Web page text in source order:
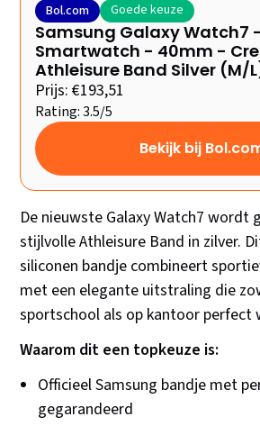
Bol.com Goede keuze
Samsung Galaxy Watch7 -
Smartwatch - 40mm -
Athleisure Band Silver (M/
Prijs: €193,51
Rating: 3.5/5
Bekijk bij
De nieuwste Galaxy Watch7 wordt
stijlvolle Athleisure Band in zilver.
siliconen bandje combineert
met een elegante uitstraling die
sportschool als op kantoor perfect
Waarom dit een topkeuze is:
Officieel Samsung bandje met
gegarandeerd